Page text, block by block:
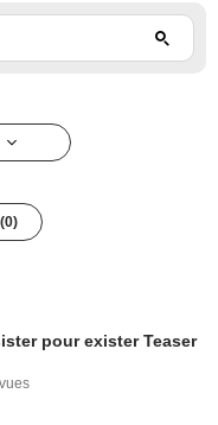
pour exister Teaser